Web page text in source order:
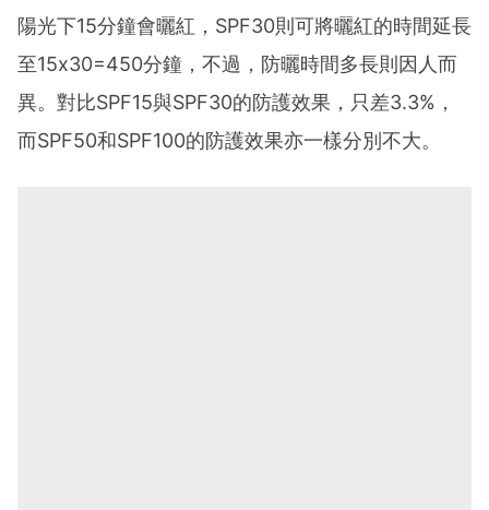
陽光下15分鐘會曬紅，SPF30則可將曬紅的時間延長
至15x30=450分鐘，不過，防曬時間多長則因人而
異。對比SPF15與SPF30的防護效果，只差3.3%，
而SPF50和SPF100的防護效果亦一樣分別不大。